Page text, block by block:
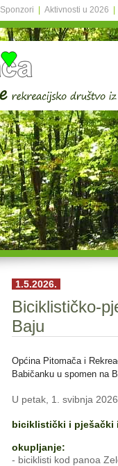
Sponzori Aktivnosti u 2026
1.5.2026.
Biciklističko-
Baju
Općina Pitomača i
Babičanku u spomen na
U petak, 1. svibnja
biciklistički i pješački
okupljanje:
- biciklisti kod panoa